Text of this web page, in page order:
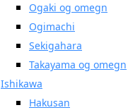
Ogaki og omegn
Ogimachi
Sekigahara
Takayama og omegn
Ishikawa
Hakusan